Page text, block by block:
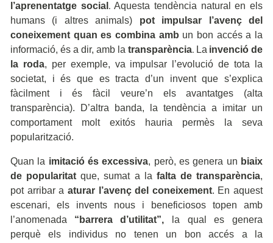
l’aprenentatge social .Aquesta tendència natural en els
humans (i altres animals) pot impulsar l’avenç del
coneixement quan es combina amb un bon accés a la
informació, és a dir, amb la transparència. La invenció de
la roda, per exemple, va impulsar l’evolució de tota la
societat, i és que es tracta d’un invent que s’explica
fàcilment i és fàcil veure’n els avantatges (alta
transparència). D’altra banda, la tendència a imitar un
comportament molt exitós hauria permès la seva
popularització.
Quan la imitació és excessiva, però, es genera un biaix
de popularitatque, sumat a la falta de transparència,
pot arribar a aturar l’avenç del coneixement. En aquest
escenari, els invents nous i beneficiosos topen amb
l’anomenada
“barrera d’utilitat”, la qual es genera
perquè els individus no tenen un bon accés a la